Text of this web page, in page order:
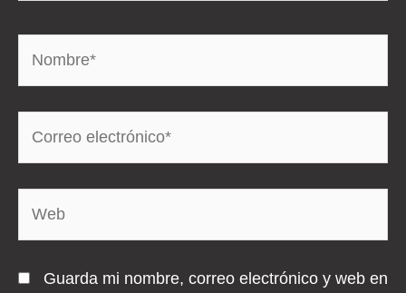
electrónico*
Guarda mi nombre, correo electrónico y web en